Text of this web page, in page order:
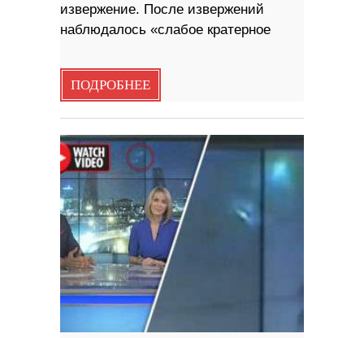
извержение. После извержений
наблюдалось «слабое кратерное
ПОДРОБНЕЕ